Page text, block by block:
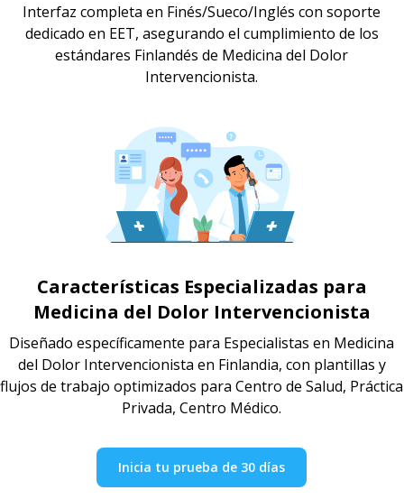
Interfaz completa en Finés/Sueco/Inglés con soporte
dedicado en EET, asegurando el cumplimiento de los
estándares Finlandés de Medicina del Dolor
Intervencionista.
Características Especializadas para
Medicina del Dolor Intervencionista
Diseñado específicamente para Especialistas en Medicina
del Dolor Intervencionista en Finlandia, con plantillas y
flujos de trabajo optimizados para Centro de Salud, Práctica
Privada, Centro Médico.
Inicia tu prueba de 30 días